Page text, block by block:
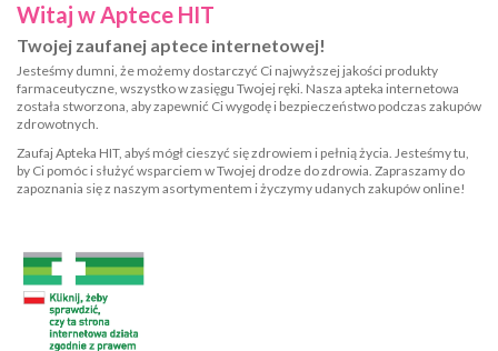
Witaj w Aptece HIT
Twojej zaufanej aptece internetowej!
Jesteśmy dumni, że możemy dostarczyć Ci najwyższej jakości produkty
farmaceutyczne, wszystko w zasięgu Twojej ręki. Nasza apteka internetowa
została stworzona, aby zapewnić Ci wygodę i bezpieczeństwo podczas zakupów
zdrowotnych.
Zaufaj Apteka HIT, abyś mógł cieszyć się zdrowiem i pełnią życia. Jesteśmy tu,
by Ci pomóc i służyć wsparciem w Twojej drodze do zdrowia. Zapraszamy do
zapoznania się z naszym asortymentem i życzymy udanych zakupów online!